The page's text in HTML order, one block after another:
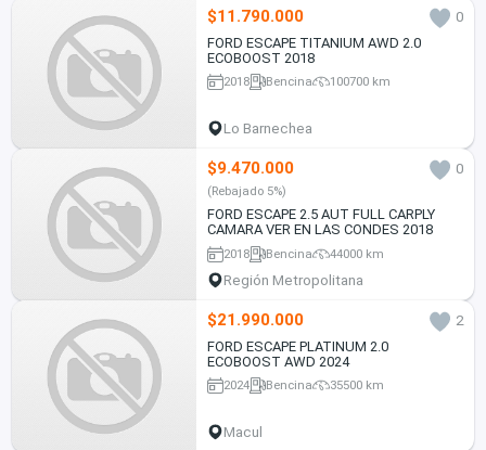
$11.790.000
0
FORD ESCAPE TITANIUM AWD 2.0
ECOBOOST 2018
2018 Bencina 100700 km
Lo Barnechea
$9.470.000 0
(Rebajado 5%)
FORD ESCAPE 2.5 AUT FULL CARPLY
CAMARA VER EN LAS CONDES 2018
2018 Bencina 44000 km
Región Metropolitana
$21.990.000
2
FORD ESCAPE PLATINUM 2.0
ECOBOOST AWD 2024
2024 Bencina 35500 km
Macul